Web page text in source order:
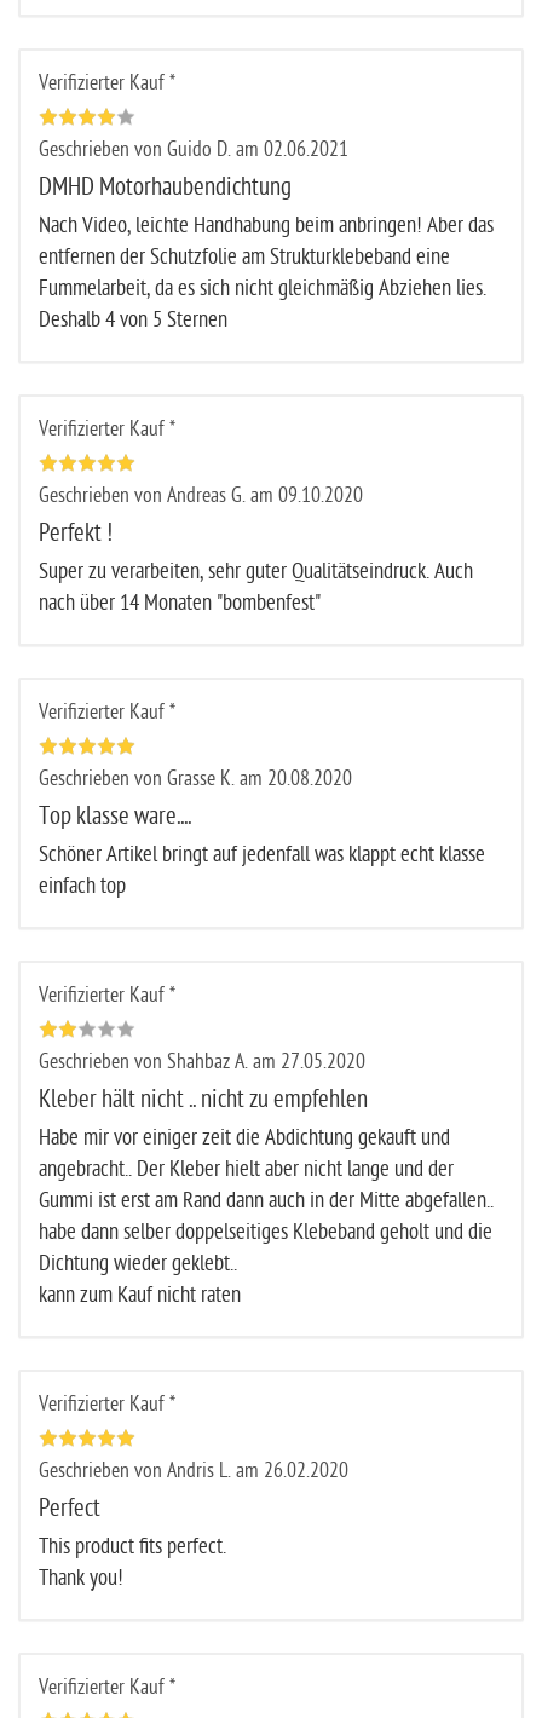
Verifizierter Kauf *
Geschrieben von Guido D. am 02.06.2021
DMHD Motorhaubendichtung
Nach Video, leichte Handhabung beim anbringen! Aber das
entfernen der Schutzfolie am Strukturklebeband eine
Fummelarbeit, da es sich nicht gleichmäßig Abziehen lies.
Deshalb 4 von 5 Sternen
Verifizierter Kauf *
Geschrieben von Andreas G. am 09.10.2020
Perfekt !
Super zu verarbeiten, sehr guter Qualitätseindruck. Auch
nach über 14 Monaten "bombenfest"
Verifizierter Kauf *
Geschrieben von Grasse K. am 20.08.2020
Top klasse ware....
Schöner Artikel bringt auf jedenfall was klappt echt klasse
einfach top
Verifizierter Kauf *
Geschrieben von Shahbaz A. am 27.05.2020
Kleber hält nicht .. nicht zu empfehlen
Habe mir vor einiger zeit die Abdichtung gekauft und
angebracht.. Der Kleber hielt aber nicht lange und der
Gummi ist erst am Rand dann auch in der Mitte abgefallen..
habe dann selber doppelseitiges Klebeband geholt und die
Dichtung wieder geklebt..
kann zum Kauf nicht raten
Verifizierter Kauf *
Geschrieben von Andris L. am 26.02.2020
Perfect
This product fits perfect.
Thank you!
Verifizierter Kauf *